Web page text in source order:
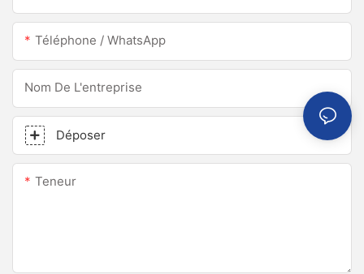
Téléphone / WhatsApp
Nom De L'entreprise
Déposer
Teneur